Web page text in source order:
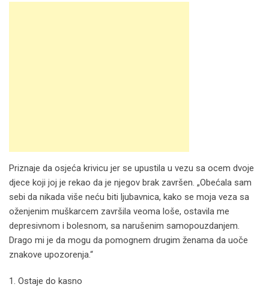
Priznaje da osjeća krivicu jer se upustila u vezu sa ocem dvoje
djece koji joj je rekao da je njegov brak završen. „Obećala sam
sebi da nikada više neću biti ljubavnica, kako se moja veza sa
oženjenim muškarcem završila veoma loše, ostavila me
depresivnom i bolesnom, sa narušenim samopouzdanjem.
Drago mi je da mogu da pomognem drugim ženama da uoče
znakove upozorenja.“
1. Ostaje do kasno